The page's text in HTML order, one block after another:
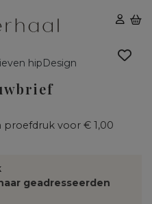
hipDesign
proefdruk voor € 1,00
geadresseerden